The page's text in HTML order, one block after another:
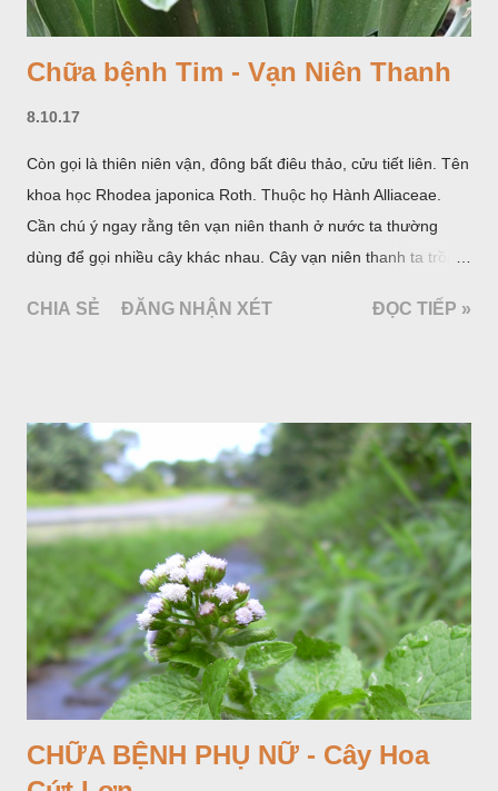
Chữa bệnh Tim - Vạn Niên Thanh
8.10.17
Còn gọi là thiên niên vận, đông bất điêu thảo, cửu tiết liên. Tên
khoa học Rhodea japonica Roth. Thuộc họ Hành Alliaceae.
Cần chú ý ngay rằng tên vạn niên thanh ở nước ta thường
dùng để gọi nhiều cây khác nhau. Cây vạn niên thanh ta trồng
Araceae. Còn cây vạn niên thanh giới thiệu ở đây thuộc họ
CHIA SẺ ĐĂNG NHẬN XÉT ĐỌC TIẾP »
CHỮA BỆNH PHỤ NỮ - Cây Hoa